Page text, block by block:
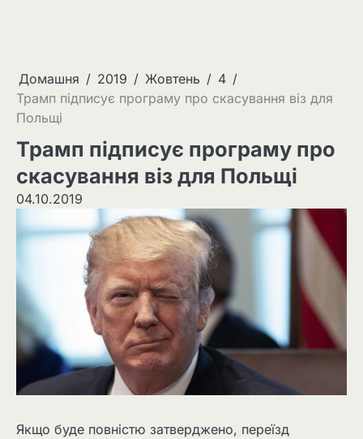
Домашня 2019 Жовтень
4
Трамп підписує програму про скасування віз для
Польщі
Трамп підписує програму про
скасування віз для Польщі
04.10.2019
Якщо буде повністю затверджено, переїзд